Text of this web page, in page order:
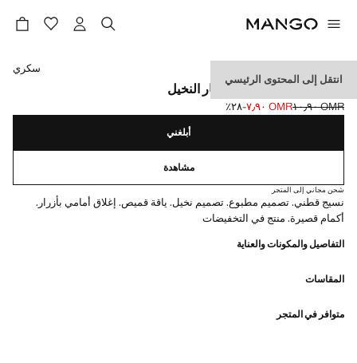
انتقل إلى المحتوى الرئيسي
قميص قطني بتصميم أشجار النخيل
السعر الأول محذوف [OMR ١٠٫٩٠ ]
OMR ١٠٫٩٠
السعر الحالي [OMR ٧٫٩٠ ]OMR ٧٫٩٠ ؜-٢٨٪؜
حدد اللون
سكري
أبلغني
مشاهدة
شحن مجاني إلى المتجر
نسيج قطني. تصميم مطبوع. تصميم نخيل. ياقة قميص. إغلاق أمامي بأزرار.
أكمام قصيرة. منتج في التخفيضات
التفاصيل والمكونات والعناية
المقاسات
متوافر في المتجر